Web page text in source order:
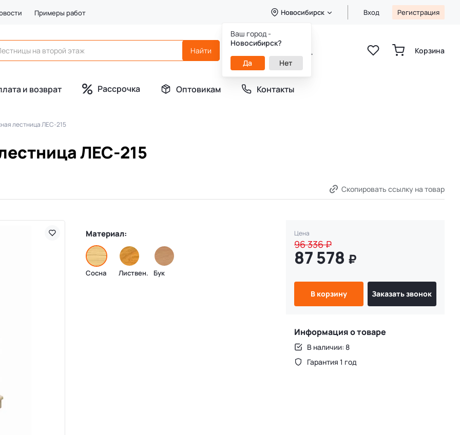
Примеры работ Новосибирск
Ваш город -
Новосибирск?
Да Нет
Вход Регистрация
+7 (913) 784-21-31
+7 (952) 907-45-64
пн-вс 9:00-21:00
Корзина
и возврат Рассрочка Оптовикам
Контакты
лестница ЛЕС-215
ЛЕС-215
Скопировать ссылку на товар
Материал:
Сосна Листвен. Бук
Цена
96 336₽
87 578 ₽
В корзину Заказать звонок
Информация о товаре
В наличии: 8
Гарантия 1 год